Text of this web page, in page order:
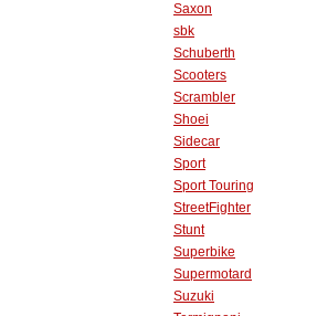
Saxon
sbk
Schuberth
Scooters
Scrambler
Shoei
Sidecar
Sport
Sport Touring
StreetFighter
Stunt
Superbike
Supermotard
Suzuki